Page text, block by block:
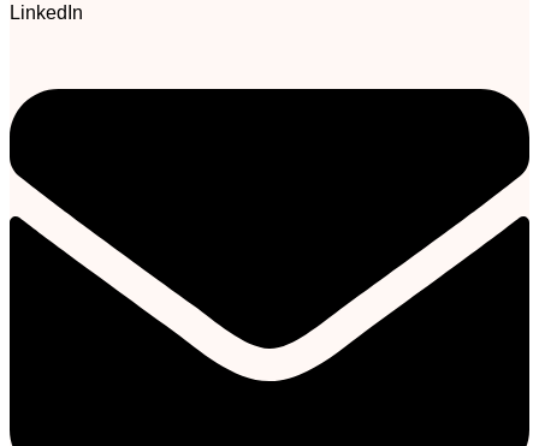
LinkedIn